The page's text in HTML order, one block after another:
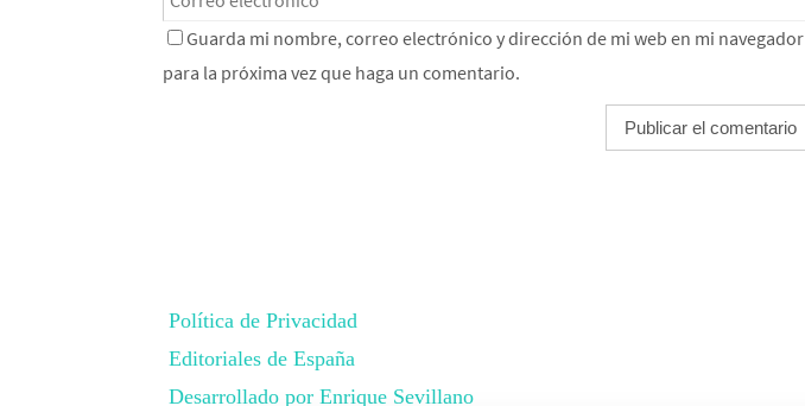
Guarda mi nombre, correo electrónico y dirección de mi web en mi navegador
para la próxima vez que haga un comentario.
Política de Privacidad
Editoriales de España
Desarrollado por Enrique Sevillano